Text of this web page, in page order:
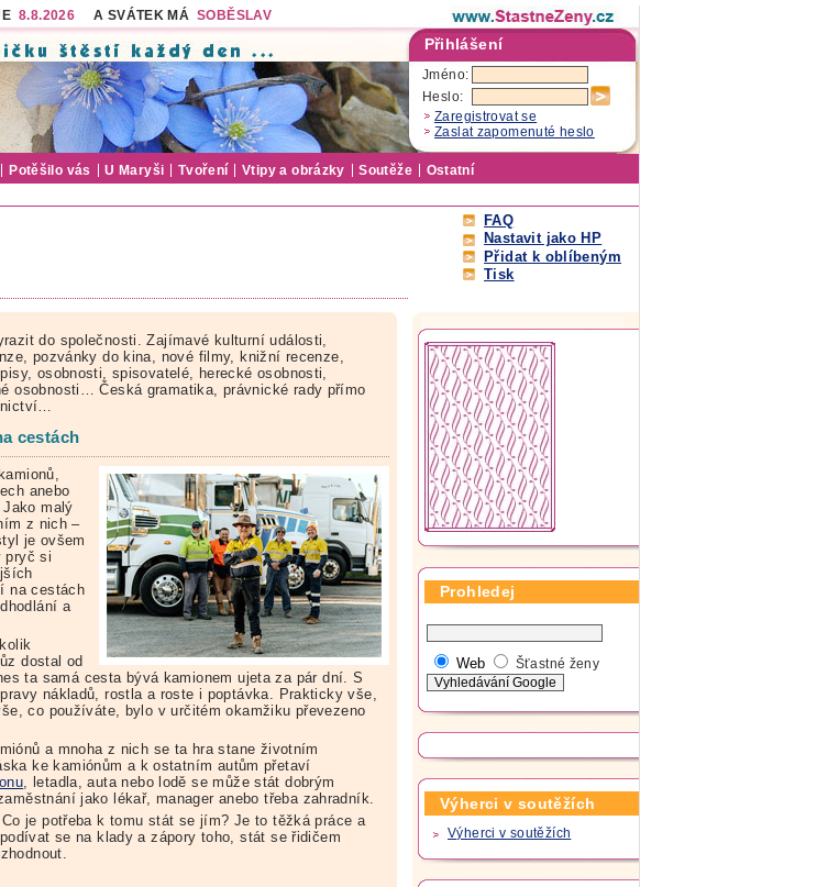
8.8.2026 A SVÁTEK MÁ SOBĚSLAV
Přihlášení
Jméno:
Heslo:
Zaregistrovat se
Zaslat zapomenuté heslo
Potěšilo vás U Maryši Tvoření Vtipy a obrázky Soutěže Ostatní
FAQ
Nastavit jako HP
Přidat k oblíbeným
Tisk
do společnosti. Zajímavé kulturní události,
pozvánky do kina, nové filmy, knižní recenze,
osobnosti, spisovatelé, herecké osobnosti,
osobnosti… Česká gramatika, právnické rady přímo
cestách
anebo
malý
z nich –
je ovšem
pryč si
na cestách
a
dostal od
ta samá cesta bývá kamionem ujeta za pár dní. S
nákladů, rostla a roste i poptávka. Prakticky vše,
co používáte, bylo v určitém okamžiku převezeno
a mnoha z nich se ta hra stane životním
ke kamiónům a k ostatním autům přetaví
, letadla, auta nebo lodě se může stát dobrým
jako lékař, manager anebo třeba zahradník.
je potřeba k tomu stát se jím? Je to těžká práce a
se na klady a zápory toho, stát se řidičem
Prohledej
Web Šťastné ženy
Výherci v soutěžích
Výherci v soutěžích